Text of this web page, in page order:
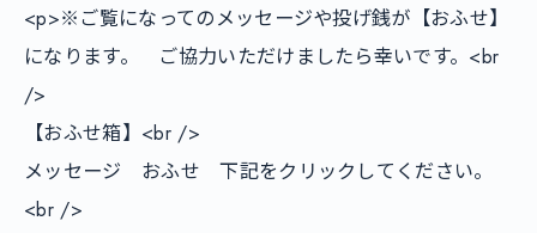
<p>※ご覧になってのメッセージや投げ銭が【おふせ】
になります。　ご協力いただけましたら幸いです。<br
/>
【おふせ箱】<br />
メッセージ　おふせ　下記をクリックしてください。
<br />